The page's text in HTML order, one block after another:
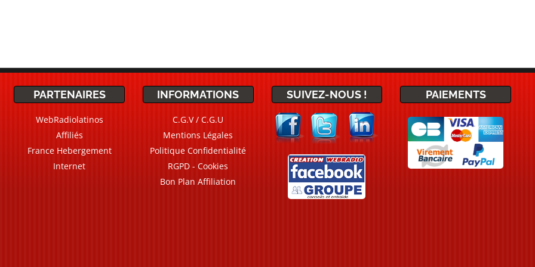
PARTENAIRES
WebRadiolatinos
Affiliés
France Hebergement
Internet
INFORMATIONS
C.G.V / C.G.U
Mentions Légales
Politique Confidentialité
RGPD - Cookies
Bon Plan Affiliation
SUIVEZ-NOUS ! PAIEMENTS